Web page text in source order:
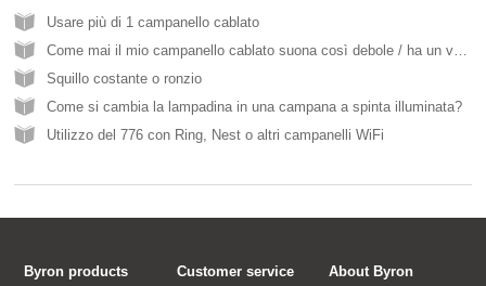
Usare più di 1 campanello cablato
Squillo costante o ronzio
Come si cambia la lampadina in una campana a spinta illuminata?
Utilizzo del 776 con Ring, Nest o altri campanelli WiFi
Byron products
Customer service
About Byron